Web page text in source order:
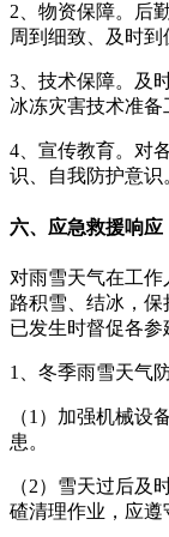
2、物资保障。后
周到细致、及时到
3、技术保障。及
冰冻灾害技术准备
4、宣传教育。对
识、自我防护意识
六、应急救援响应
对雨雪天气在工
路积雪、结冰，
已发生时督促各参
1、冬季雨雪天气
（1）加强机械设
患。
（2）雪天过后及
碴清理作业，应遵